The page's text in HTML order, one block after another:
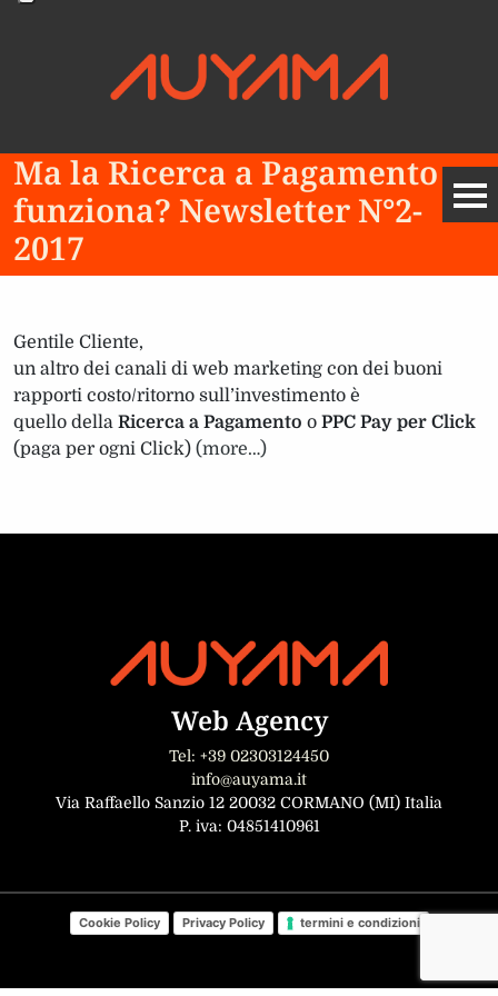
Ma la Ricerca a Pagamento
funziona? Newsletter N°2-
2017
Gentile Cliente,
un altro dei canali di web marketing con dei buoni
rapporti costo/ritorno sull’investimento è
quello della Ricerca a Pagamento o PPC Pay per Click
(paga per ogni Click) (more…)
Web Agency
Tel: +39 02303124450
info@auyama.it
Via Raffaello Sanzio 12 20032 CORMANO (MI) Italia
P. iva: 04851410961
Cookie Policy Privacy Policy termini e condizioni